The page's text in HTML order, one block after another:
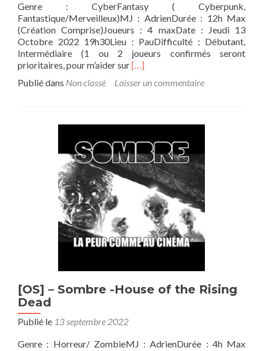
Genre : CyberFantasy ( Cyberpunk,
Fantastique/Merveilleux)MJ : AdrienDurée : 12h Max
(Création Comprise)Joueurs : 4 maxDate : Jeudi 13
Octobre 2022 19h30Lieu : PauDifficulté : Débutant,
Intermédiaire (1 ou 2 joueurs confirmés seront
prioritaires, pour m’aider surEn
plus
Sous
sable
[…]
Publié dans Non classé Laisser un commentaire
[OS] – Sombre -House of the Rising
Dead
Publié le 13 septembre 2022
Genre : Horreur/ ZombieMJ : AdrienDurée : 4h Max